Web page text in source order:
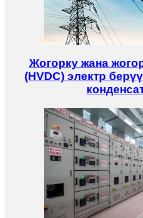
Жогорку жана
(HVDC) электр